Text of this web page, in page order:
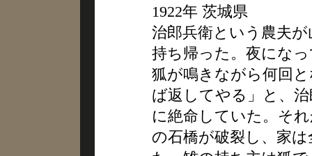
1922年 茨城県
治郎兵衛という農夫
持ち帰った。夜にな
狐が鳴きながら何回
ば返してやる」と、
に絶命していた。そ
の石橋が破裂し、家